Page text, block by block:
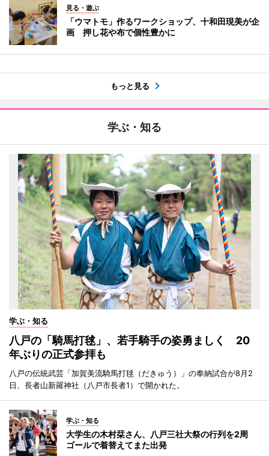
見る・遊ぶ
「ウマトモ」作るワークショップ、十和田現美が企
画 押し花や布で個性豊かに
もっと見る
学ぶ・知る
学ぶ・知る
八戸の「騎馬打毬」、若手騎手の姿勇ましく 20
年ぶりの正式参拝も
八戸の伝統武芸「加賀美流騎馬打毬（だきゅう）」の奉納試合が8月2
日、長者山新羅神社（八戸市長者1）で開かれた。
学ぶ・知る
大学生の木村栞さん、八戸三社大祭の行列を2周
ゴールで着替えてまた出発